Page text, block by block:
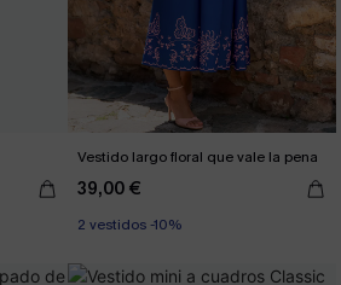
Vestido largo floral que vale la pena
39,00 €
2 vestidos -10%